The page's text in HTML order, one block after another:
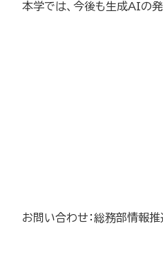
本学では、今後も生成AIの
お問い合わせ：総務部情